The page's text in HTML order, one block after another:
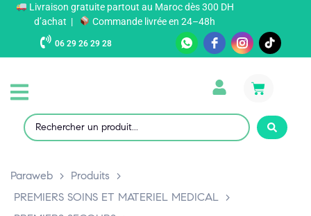
Livraison gratuite partout au Maroc dès 300 DH
d’achat |
Commande livrée en 24–48h
06 29 26 29 28
Paraweb > Produits >
PREMIERS SOINS ET MATERIEL MEDICAL >